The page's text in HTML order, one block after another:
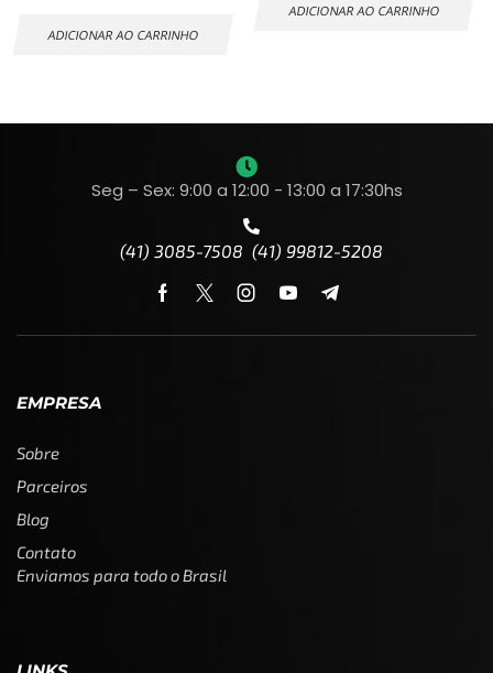
ADICIONAR AO CARRINHO
ADICIONAR AO CARRINHO
Seg – Sex: 9:00 a 12:00 - 13:00 a 17:30hs
(41) 3085-7508 (41) 99812-5208
EMPRESA
Sobre
Parceiros
Blog
Contato
Enviamos para todo o Brasil